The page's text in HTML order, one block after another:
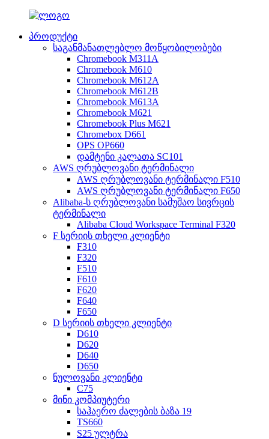
პროდუქტი
საგანმანათლებლო მოწყობილობები
Chromebook M311A
Chromebook M610
Chromebook M612A
Chromebook M612B
Chromebook M613A
Chromebook M621
Chromebook Plus M621
Chromebox D661
OPS OP660
დამტენი კალათა SC101
AWS ღრუბლოვანი ტერმინალი
AWS ღრუბლოვანი ტერმინალი F510
AWS ღრუბლოვანი ტერმინალი F650
Alibaba-ს ღრუბლოვანი სამუშაო სივრცის
ტერმინალი
Alibaba Cloud Workspace Terminal F320
F სერიის თხელი კლიენტი
F310
F320
F510
F610
F620
F640
F650
D სერიის თხელი კლიენტი
D610
D620
D640
D650
ნულოვანი კლიენტი
C75
მინი კომპიუტერი
საჰაერო ძალების ბაზა 19
TS660
S25 ულტრა